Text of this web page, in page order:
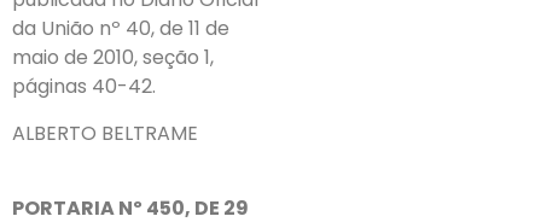
da União nº 40, de 11 de
maio de 2010, seção 1,
páginas 40-42.
ALBERTO BELTRAME
PORTARIA Nº 450, DE 29